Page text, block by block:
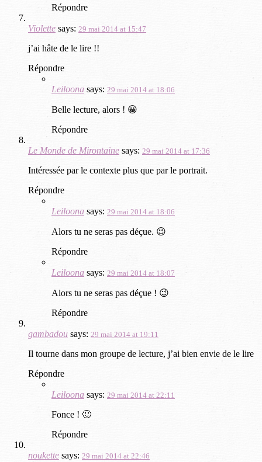
Répondre
Violette says: 29 mai 2014 at 15:47
j’ai hâte de le lire !!
Répondre
Leiloona says: 29 mai 2014 at 18:06
Belle lecture, alors ! 😀
Répondre
Le Monde de Mirontaine says: 29 mai 2014 at 17:36
Intéressée par le contexte plus que par le portrait.
Répondre
Leiloona says: 29 mai 2014 at 18:06
Alors tu ne seras pas déçue. 😉
Répondre
Leiloona says: 29 mai 2014 at 18:07
Alors tu ne seras pas déçue ! 😉
Répondre
gambadou says: 29 mai 2014 at 19:11
Il tourne dans mon groupe de lecture, j’ai bien envie de le lire
Répondre
Leiloona says: 29 mai 2014 at 22:11
Fonce ! 🙂
Répondre
noukette says: 29 mai 2014 at 22:46